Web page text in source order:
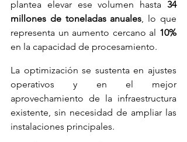
plantea elevar ese volumen hasta 34
millones de toneladas anuales , lo que
representa un aumento cercano al 10%
en la capacidad de procesamiento.
La optimización se sustenta en ajustes
operativos y en el mejor
aprovechamiento de la infraestructura
existente, sin necesidad de ampliar las
instalaciones principales.